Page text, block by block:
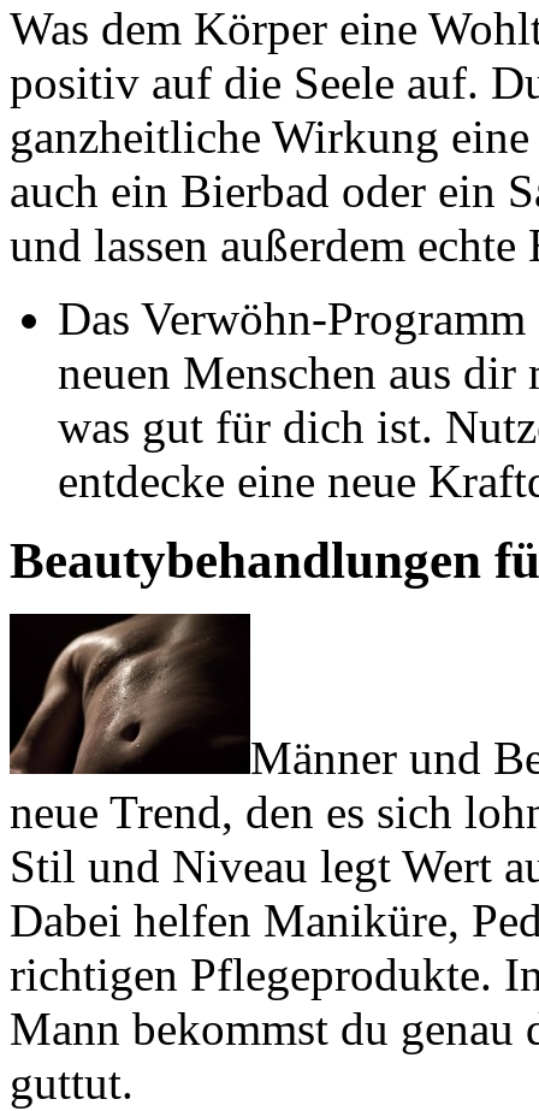
Was dem Körper eine
positiv auf die Seele auf.
ganzheitliche Wirkung
auch ein Bierbad oder ein
und lassen außerdem
Das Verwöhn-
neuen Menschen aus dir
was gut für dich ist.
entdecke eine neue
Beautybehandlungen
Männer und
neue Trend, den es sich
Stil und Niveau legt Wert
Dabei helfen Maniküre,
richtigen Pflegeprodukte.
Mann bekommst du
guttut.